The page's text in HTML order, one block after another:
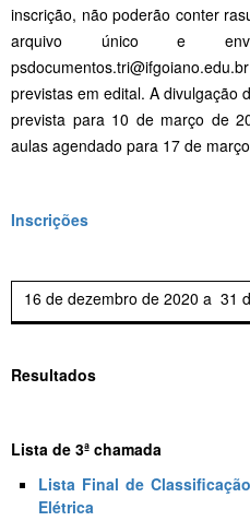
inscrição, não poderão conter
arquivo único e
previstas em edital. A divulgação
prevista para 10 de março de
aulas agendado para 17 de
Inscrições
16 de dezembro de 2020 a 31
Resultados
Lista de 3ª chamada
Lista Final de
Elétrica